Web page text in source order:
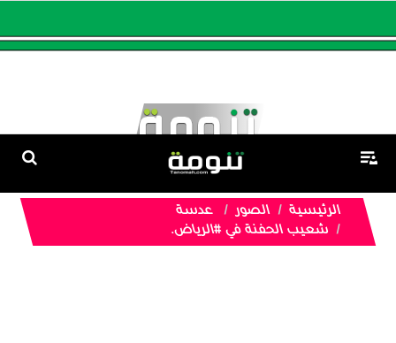
الرئيسية الصور
عدسة
شعيب الحفنة في #الرياض.